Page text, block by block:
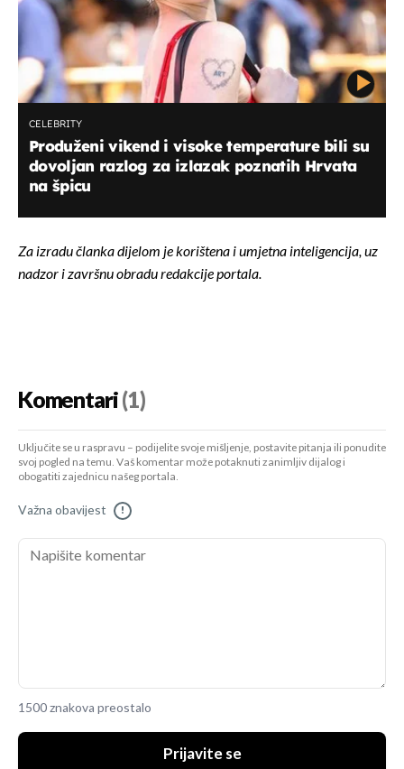
CELEBRITY
Produženi vikend i visoke temperature bili su
dovoljan razlog za izlazak poznatih Hrvata
na špicu
Za izradu članka dijelom je korištena i umjetna inteligencija, uz
nadzor i završnu obradu redakcije portala.
Komentari(1)
Uključite se u raspravu – podijelite svoje mišljenje, postavite pitanja ili ponudite
svoj pogled na temu. Vaš komentar može potaknuti zanimljiv dijalog i
obogatiti zajednicu našeg portala.
Važna obavijest !
1500 znakova preostalo
Prijavite se